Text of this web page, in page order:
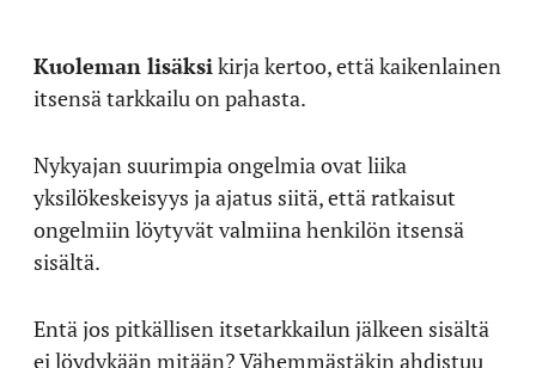
Kuoleman lisäksi kirja kertoo, että kaikenlainen
itsensä tarkkailu on pahasta.
Nykyajan suurimpia ongelmia ovat liika
yksilökeskeisyys ja ajatus siitä, että ratkaisut
ongelmiin löytyvät valmiina henkilön itsensä
sisältä.
Entä jos pitkällisen itsetarkkailun jälkeen sisältä
ei löydykään mitään? Vähemmästäkin ahdistuu